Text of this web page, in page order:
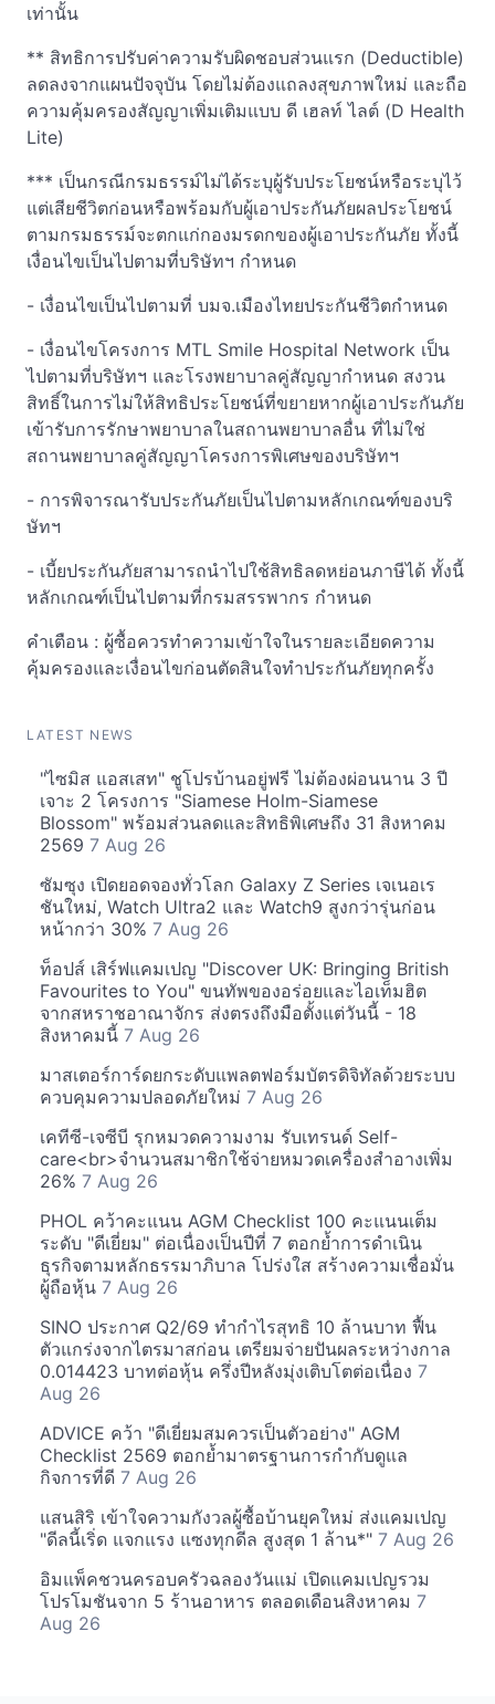
เท่านั้น
** สิทธิการปรับค่าความรับผิดชอบส่วนแรก (Deductible)
ลดลงจากแผนปัจจุบัน โดยไม่ต้องแถลงสุขภาพใหม่ และถือ
ความคุ้มครองสัญญาเพิ่มเติมแบบ ดี เฮลท์ ไลต์ (D Health
Lite)
*** เป็นกรณีกรมธรรม์ไม่ได้ระบุผู้รับประโยชน์หรือระบุไว้
แต่เสียชีวิตก่อนหรือพร้อมกับผู้เอาประกันภัยผลประโยชน์
ตามกรมธรรม์จะตกแก่กองมรดกของผู้เอาประกันภัย ทั้งนี้
เงื่อนไขเป็นไปตามที่บริษัทฯ กำหนด
- เงื่อนไขเป็นไปตามที่ บมจ.เมืองไทยประกันชีวิตกำหนด
- เงื่อนไขโครงการ MTL Smile Hospital Network เป็น
ไปตามที่บริษัทฯ และโรงพยาบาลคู่สัญญากำหนด สงวน
สิทธิ์ในการไม่ให้สิทธิประโยชน์ที่ขยายหากผู้เอาประกันภัย
เข้ารับการรักษาพยาบาลในสถานพยาบาลอื่น ที่ไม่ใช่
สถานพยาบาลคู่สัญญาโครงการพิเศษของบริษัทฯ
- การพิจารณารับประกันภัยเป็นไปตามหลักเกณฑ์ของบริ
ษัทฯ
- เบี้ยประกันภัยสามารถนำไปใช้สิทธิลดหย่อนภาษีได้ ทั้งนี้
หลักเกณฑ์เป็นไปตามที่กรมสรรพากร กำหนด
คำเตือน : ผู้ซื้อควรทำความเข้าใจในรายละเอียดความ
คุ้มครองและเงื่อนไขก่อนตัดสินใจทำประกันภัยทุกครั้ง
LATEST NEWS
"ไซมิส แอสเสท" ชูโปรบ้านอยู่ฟรี ไม่ต้องผ่อนนาน 3 ปี
เจาะ 2 โครงการ "Siamese Holm-Siamese
Blossom" พร้อมส่วนลดและสิทธิพิเศษถึง 31 สิงหาคม
2569 7 Aug 26
ซัมซุง เปิดยอดจองทั่วโลก Galaxy Z Series เจเนอเร
ชันใหม่, Watch Ultra2 และ Watch9 สูงกว่ารุ่นก่อน
หน้ากว่า 30% 7 Aug 26
ท็อปส์ เสิร์ฟแคมเปญ "Discover UK: Bringing British
Favourites to You" ขนทัพของอร่อยและไอเท็มฮิต
จากสหราชอาณาจักร ส่งตรงถึงมือตั้งแต่วันนี้ - 18
สิงหาคมนี้ 7 Aug 26
มาสเตอร์การ์ดยกระดับแพลตฟอร์มบัตรดิจิทัลด้วยระบบ
ควบคุมความปลอดภัยใหม่ 7 Aug 26
เคทีซี-เจซีบี รุกหมวดความงาม รับเทรนด์ Self-
care<br>จำนวนสมาชิกใช้จ่ายหมวดเครื่องสำอางเพิ่ม
26% 7 Aug 26
PHOL คว้าคะแนน AGM Checklist 100 คะแนนเต็ม
ระดับ "ดีเยี่ยม" ต่อเนื่องเป็นปีที่ 7 ตอกย้ำการดำเนิน
ธุรกิจตามหลักธรรมาภิบาล โปร่งใส สร้างความเชื่อมั่น
ผู้ถือหุ้น 7 Aug 26
SINO ประกาศ Q2/69 ทำกำไรสุทธิ 10 ล้านบาท ฟื้น
ตัวแกร่งจากไตรมาสก่อน เตรียมจ่ายปันผลระหว่างกาล
0.014423 บาทต่อหุ้น ครึ่งปีหลังมุ่งเติบโตต่อเนื่อง 7
Aug 26
ADVICE คว้า "ดีเยี่ยมสมควรเป็นตัวอย่าง" AGM
Checklist 2569 ตอกย้ำมาตรฐานการกำกับดูแล
กิจการที่ดี 7 Aug 26
แสนสิริ เข้าใจความกังวลผู้ซื้อบ้านยุคใหม่ ส่งแคมเปญ
"ดีลนี้เริ่ด แจกแรง แซงทุกดีล สูงสุด 1 ล้าน*" 7 Aug 26
อิมแพ็คชวนครอบครัวฉลองวันแม่ เปิดแคมเปญรวม
โปรโมชันจาก 5 ร้านอาหาร ตลอดเดือนสิงหาคม 7
Aug 26